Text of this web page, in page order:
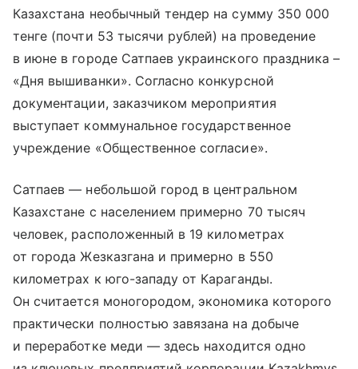
Казахстана необычный тендер на сумму 350 000
тенге (почти 53 тысячи рублей) на проведение
в июне в городе Сатпаев украинского праздника –
«Дня вышиванки». Согласно конкурсной
документации, заказчиком мероприятия
выступает коммунальное государственное
учреждение «Общественное согласие».
Сатпаев — небольшой город в центральном
Казахстане с населением примерно 70 тысяч
человек, расположенный в 19 километрах
от города Жезказгана и примерно в 550
километрах к юго-западу от Караганды.
Он считается моногородом, экономика которого
практически полностью завязана на добыче
и переработке меди — здесь находится одно